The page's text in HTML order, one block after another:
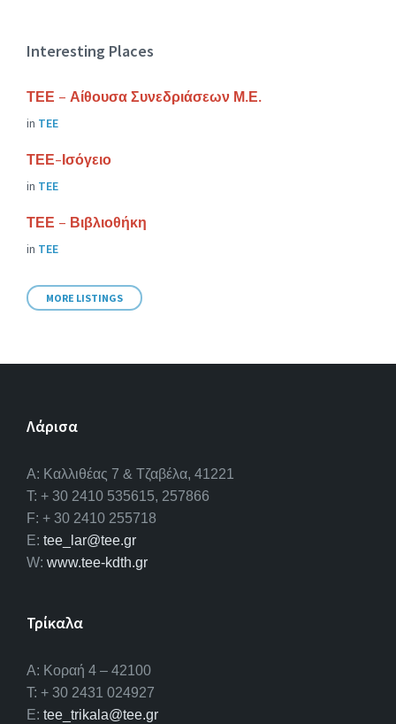
Interesting Places
ΤΕΕ – Αίθουσα Συνεδριάσεων Μ.Ε.
in ΤΕΕ
ΤΕΕ-Ισόγειο
in ΤΕΕ
ΤΕΕ – Βιβλιοθήκη
in ΤΕΕ
MORE LISTINGS
Λάρισα
A: Καλλιθέας 7 & Τζαβέλα, 41221
T: + 30 2410 535615, 257866
F: + 30 2410 255718
E: tee_lar@tee.gr
W: www.tee-kdth.gr
Τρίκαλα
Α: Κοραή 4 – 42100
T: + 30 2431 024927
E: tee_trikala@tee.gr